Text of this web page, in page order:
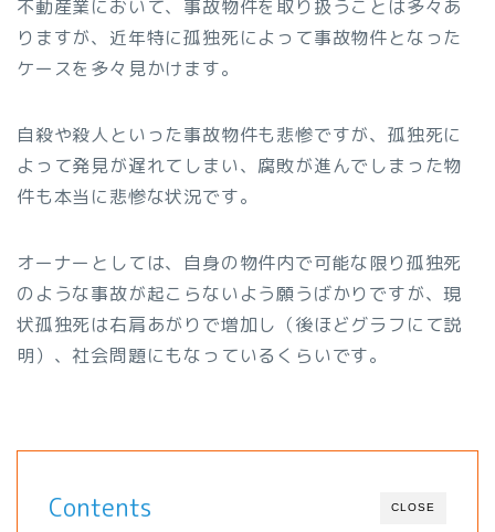
不動産業において、事故物件を取り扱うことは多々あ
りますが、近年特に孤独死によって事故物件となった
ケースを多々見かけます。
自殺や殺人といった事故物件も悲惨ですが、孤独死に
よって発見が遅れてしまい、腐敗が進んでしまった物
件も本当に悲惨な状況です。
オーナーとしては、自身の物件内で可能な限り孤独死
のような事故が起こらないよう願うばかりですが、現
状孤独死は右肩あがりで増加し（後ほどグラフにて説
明）、社会問題にもなっているくらいです。
CLOSE
Contents